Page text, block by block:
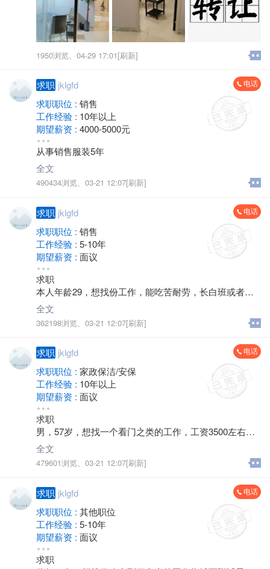
1950浏览、 04-29 17:01[刷新]
求职 jklgfd 电话
求职职位 : 销售
工作经验 : 10年以上
期望薪资 : 4000-5000元
地区 :
从事销售服装5年
全文
490434浏览、 03-21 12:07[刷新]
求职 jklgfd 电话
求职职位 : 销售
工作经验 : 5-10年
期望薪资 : 面议
地区 :
求职
本人年龄29，想找份工作，能吃苦耐劳，长白班或者夜
里都行，销售最好，工厂保险公司房产勿扰，联系电话 *
全文
362198浏览、 03-21 12:07[刷新]
求职 jklgfd 电话
求职职位 : 家政保洁/安保
工作经验 : 10年以上
期望薪资 : 面议
地区 :
求职
男，57岁，想找一个看门之类的工作，工资3500左右，
也可以夫妻一起门卫工作，电话*****7861
全文
479601浏览、 03-21 12:07[刷新]
求职 jklgfd 电话
求职职位 : 其他职位
工作经验 : 5-10年
期望薪资 : 面议
地区 :
求职